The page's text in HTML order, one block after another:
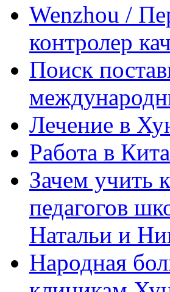
Wenzhou /
контролер
Поиск
Лечение в
Работа в
Зачем учить
педагогов
Натальи и
Народная